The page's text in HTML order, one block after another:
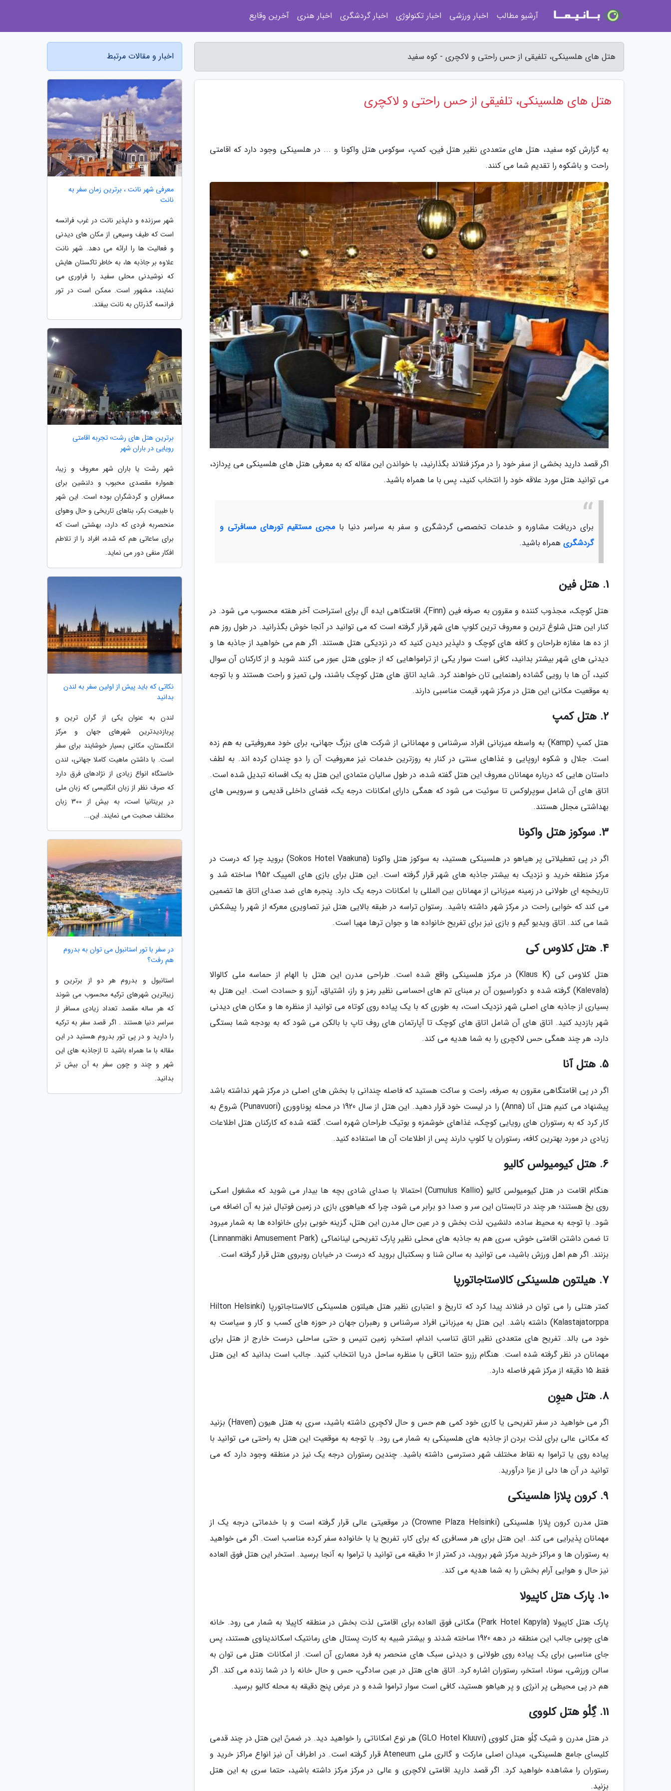
هتل های هلسینکی، تلفیقی از حس راحتی و لاکچری - کوه سفید
هتل های هلسینکی، تلفیقی از حس راحتی و لاکچری
به گزارش کوه سفید، هتل های متعددی نظیر هتل فین، کمپ، سوکوس هتل واکونا و ... در هلسینکی وجود دارد که اقامتی
راحت و باشکوه را تقدیم شما می کنند.
اگر قصد دارید بخشی از سفر خود را در مرکز فنلاند بگذارنید، با خواندن این مقاله که به معرفی هتل های هلسینکی می پردازد،
می توانید هتل مورد علاقه خود را انتخاب کنید، پس با ما همراه باشید.
برای دریافت مشاوره و خدمات تخصصی گردشگری و سفر به سراسر دنیا بامجری مستقیم تورهای مسافرتی و
گردشگری همراه باشید.
1. هتل فین
هتل کوچک، مجذوب کننده و مقرون به صرفه فین (Finn)، اقامتگاهی ایده آل برای استراحت آخر هفته محسوب می شود. در
کنار این هتل شلوغ ترین و معروف ترین کلوپ های شهر قرار گرفته است که می توانید در آنجا خوش بگذرانید. در طول روز هم
از ده ها مغازه طراحان و کافه های کوچک و دلپذیر دیدن کنید که در نزدیکی هتل هستند. اگر هم می خواهید از جاذبه ها و
دیدنی های شهر بیشتر بدانید، کافی است سوار یکی از ترامواهایی که از جلوی هتل عبور می کنند شوید و از کارکنان آن سوال
کنید، آن ها با رویی گشاده راهنمایی تان خواهند کرد. شاید اتاق های هتل کوچک باشند، ولی تمیز و راحت هستند و با توجه
به موقعیت مکانی این هتل در مرکز شهر، قیمت مناسبی دارند.
2. هتل کمپ
هتل کمپ (Kamp) به واسطه میزبانی افراد سرشناس و مهمانانی از شرکت های بزرگ جهانی، برای خود معروفیتی به هم زده
است. جلال و شکوه اروپایی و غذاهای سنتی در کنار به روزترین خدمات نیز معروفیت آن را دو چندان کرده اند. به لطف
داستان هایی که درباره مهمانان معروف این هتل گفته شده، در طول سالیان متمادی این هتل به یک افسانه تبدیل شده است.
اتاق های آن شامل سوپرلوکس تا سوئیت می شود که همگی دارای امکانات درجه یک، فضای داخلی قدیمی و سرویس های
بهداشتی مجلل هستند.
3. سوکوز هتل واکونا
اگر در پی تعطیلاتی پر هیاهو در هلسینکی هستید، به سوکوز هتل واکونا (Sokos Hotel Vaakuna) بروید چرا که درست در
مرکز منطقه خرید و نزدیک به بیشتر جاذبه های شهر قرار گرفته است. این هتل برای بازی های المپیک 1952 ساخته شد و
تاریخچه ای طولانی در زمینه میزبانی از مهمانان بین المللی با امکانات درجه یک دارد. پنجره های ضد صدای اتاق ها تضمین
می کند که خوابی راحت در مرکز شهر داشته باشید. رستوان تراسه در طبقه بالایی هتل نیز تصاویری معرکه از شهر را پیشکش
شما می کند. اتاق ویدیو گیم و بازی نیز برای تفریح خانواده ها و جوان ترها مهیا است.
4. هتل کلاوس کی
هتل کلاوس کی (Klaus K) در مرکز هلسینکی واقع شده است. طراحی مدرن این هتل با الهام از حماسه ملی کالوالا
(Kalevala) گرفته شده و دکوراسیون آن بر مبنای تم های احساسی نظیر رمز و راز، اشتیاق، آرزو و حسادت است. این هتل به
بسیاری از جاذبه های اصلی شهر نزدیک است، به طوری که با یک پیاده روی کوتاه می توانید از منظره ها و مکان های دیدنی
شهر بازدید کنید. اتاق های آن شامل اتاق های کوچک تا آپارتمان های روف تاپ با بالکن می شود که به بودجه شما بستگی
دارد، هر چند همگی حس لاکچری را به شما هدیه می کند.
5. هتل آنا
اگر در پی اقامتگاهی مقرون به صرفه، راحت و ساکت هستید که فاصله چندانی با بخش های اصلی در مرکز شهر نداشته باشد
پیشنهاد می کنیم هتل آنا (Anna) را در لیست خود قرار دهید. این هتل از سال 1920 در محله پوناووری (Punavuori) شروع به
کار کرد که به رستوران های رویایی کوچک، غذاهای خوشمزه و بوتیک طراحان شهره است. گفته شده که کارکنان هتل اطلاعات
زیادی در مورد بهترین کافه، رستوران یا کلوپ دارند پس از اطلاعات آن ها استفاده کنید.
6. هتل کیومیولس کالیو
هنگام اقامت در هتل کیومیولس کالیو (Cumulus Kallio) احتمالا با صدای شادی بچه ها بیدار می شوید که مشغول اسکی
روی یخ هستند؛ هر چند در تابستان این سر و صدا دو برابر می شود، چرا که هیاهوی بازی در زمین فوتبال نیز به آن اضافه می
شود. با توجه به محیط ساده، دلنشین، لذت بخش و در عین حال مدرن این هتل، گزینه خوبی برای خانواده ها به شمار میرود
تا ضمن داشتن اقامتی خوش، سری هم به جاذبه های محلی نظیر پارک تفریحی لینانماکی (Linnanmäki Amusement Park)
بزنند. اگر هم اهل ورزش باشید، می توانید به سالن شنا و بسکتبال بروید که درست در خیابان روبروی هتل قرار گرفته است.
7. هیلتون هلسینکی کالاستاجاتورپا
کمتر هتلی را می توان در فنلاند پیدا کرد که تاریخ و اعتباری نظیر هتل هیلتون هلسینکی کالاستاجاتورپا (Hilton Helsinki
Kalastajatorppa) داشته باشد. این هتل به میزبانی افراد سرشناس و رهبران جهان در حوزه های کسب و کار و سیاست به
خود می بالد. تفریح های متعددی نظیر اتاق تناسب اندام، استخر، زمین تنیس و حتی ساحلی درست خارج از هتل برای
مهمانان در نظر گرفته شده است. هنگام رزرو حتما اتاقی با منظره ساحل دریا انتخاب کنید. جالب است بدانید که این هتل
فقط 15 دقیقه از مرکز شهر فاصله دارد.
8. هتل هیوِن
اگر می خواهید در سفر تفریحی یا کاری خود کمی هم حس و حال لاکچری داشته باشید، سری به هتل هیون (Haven) بزنید
که مکانی عالی برای لذت بردن از جاذبه های هلسینکی به شمار می رود. با توجه به موقعیت این هتل به راحتی می توانید با
پیاده روی یا تراموا به نقاط مختلف شهر دسترسی داشته باشید. چندین رستوران درجه یک نیز در منطقه وجود دارد که می
توانید در آن ها دلی از عزا درآورید.
9. کرون پلازا هلسینکی
هتل مدرن کرون پلازا هلسینکی (Crowne Plaza Helsinki) در موقعیتی عالی قرار گرفته است و با خدماتی درجه یک از
مهمانان پذیرایی می کند. این هتل برای هر مسافری که برای کار، تفریح یا با خانواده سفر کرده مناسب است. اگر می خواهید
به رستوران ها و مراکز خرید مرکز شهر بروید، در کمتر از 10 دقیقه می توانید با تراموا به آنجا برسید. استخر این هتل فوق العاده
نیز حال و هوایی آرام بخش را به شما هدیه می کند.
10. پارک هتل کاپیولا
پارک هتل کاپیولا (Park Hotel Kapyla) مکانی فوق العاده برای اقامتی لذت بخش در منطقه کاپیلا به شمار می رود. خانه
های چوبی جالب این منطقه در دهه 1920 ساخته شدند و بیشتر شبیه به کارت پستال های رمانتیک اسکاندیناوی هستند، پس
جای مناسبی برای یک پیاده روی طولانی و دیدنی سبک های منحصر به فرد معماری آن است. از امکانات هتل می توان به
سالن ورزشی، سونا، استخر، رستوران اشاره کرد. اتاق های هتل در عین سادگی، حس و حال خانه را در شما زنده می کند. اگر
هم در پی محیطی پر انرژی و پر هیاهو هستید، کافی است سوار تراموا شده و در عرض پنج دقیقه به محله کالیو برسید.
11. گِلُو هتل کلووی
در هتل مدرن و شیک گِلُو هتل کلووی (GLO Hotel Kluuvi) هر نوع امکاناتی را خواهید دید. در ضمنً این هتل در چند قدمی
کلیسای جامع هلسینکی، میدان اصلی مارکت و گالری ملی Ateneum قرار گرفته است. در اطراف آن نیز انواع مراکز خرید و
رستوران را مشاهده خواهید کرد. اگر قصد دارید اقامتی لاکچری و عالی در مرکز مرکز داشته باشید، حتما سری به این هتل
بزنید.
اخبار و مقالات مرتبط
معرفی شهر نانت ، برترین زمان سفر به
نانت
شهر سرزنده و دلپذیر نانت در غرب فرانسه
است که طیف وسیعی از مکان های دیدنی
و فعالیت ها را ارائه می دهد. شهر نانت
علاوه بر جاذبه ها، به خاطر تاکستان هایش
که نوشیدنی محلی سفید را فراوری می
نمایند، مشهور است. ممکن است در تور
فرانسه گذرتان به نانت بیفتد.
برترین هتل های رشت؛ تجربه اقامتی
رویایی در باران شهر
شهر رشت یا باران شهر معروف و زیبا،
همواره مقصدی محبوب و دلنشین برای
مسافران و گردشگران بوده است. این شهر
با طبیعت بکر، بناهای تاریخی و حال وهوای
منحصربه فردی که دارد، بهشتی است که
برای ساعاتی هم که شده، افراد را از تلاطم
افکار منفی دور می نماید.
نکاتی که باید پیش از اولین سفر به لندن
بدانید
لندن به عنوان یکی از گران ترین و
پربازدیدترین شهرهای جهان و مرکز
انگلستان، مکانی بسیار خوشایند برای سفر
است. با داشتن ماهیت کاملا جهانی، لندن
خاستگاه انواع زیادی از نژادهای فرق دارد
که صرف نظر از زبان انگلیسی که زبان ملی
در بریتانیا است، به بیش از 300 زبان
مختلف صحبت می نمایند. این...
در سفر با تور استانبول می توان به بدروم
هم رفت؟
استانبول و بدروم هر دو از برترین و
زیباترین شهرهای ترکیه محسوب می شوند
که هر ساله مقصد تعداد زیادی مسافر از
سراسر دنیا هستند . اگر قصد سفر به ترکیه
را دارید و در پی تور بدروم هستید در این
مقاله با ما همراه باشید تا ازجاذبه های این
شهر و چند و چون سفر به آن بیش تر
بدانید.
آرشیو مطالب اخبار ورزشی اخبار تکنولوژی اخبار گردشگری اخبار هنری آخرین وقایع